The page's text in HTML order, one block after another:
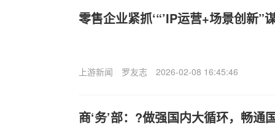
零售企业紧抓‘“’IP运营+场景创新”
上游新闻 罗友志 2026-02-08 16:45:46
商‘务’部：?做强国内大循环，畅通